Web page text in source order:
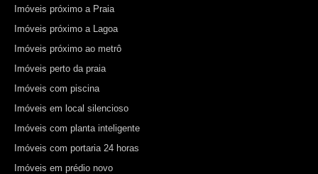
Imóveis próximo a Praia
Imóveis próximo a Lagoa
Imóveis próximo ao metrô
Imóveis perto da praia
Imóveis com piscina
Imóveis em local silencioso
Imóveis com planta inteligente
Imóveis com portaria 24 horas
Imóveis em prédio novo